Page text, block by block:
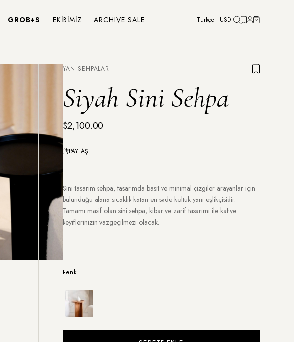
GROB+S EKİBİMİZ ARCHIVE SALE Türkçe - USD
YAN SEHPALAR
Siyah Sini Sehpa
$2,100.00
PAYLAŞ
Sini tasarım sehpa, tasarımda basit ve minimal çizgiler arayanlar için
bulunduğu alana sıcaklık katan en sade koltuk yanı eşlikçisidir.
Tamamı masif olan sini sehpa, kibar ve zarif tasarımı ile kahve
keyiflerinizin vazgeçilmezi olacak.
Renk